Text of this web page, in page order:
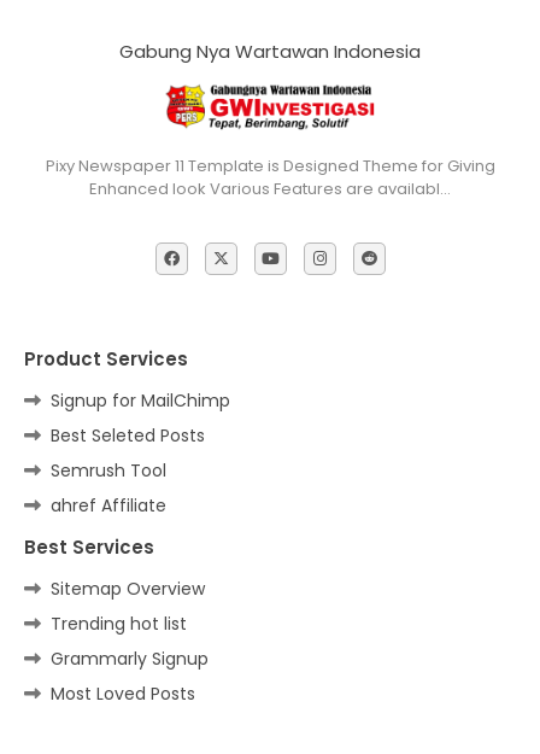
Gabung Nya Wartawan Indonesia
Pixy Newspaper 11 Template is Designed Theme for Giving
Enhanced look Various Features are availabl…
Product Services
Signup for MailChimp
Best Seleted Posts
Semrush Tool
ahref Affiliate
Best Services
Sitemap Overview
Trending hot list
Grammarly Signup
Most Loved Posts